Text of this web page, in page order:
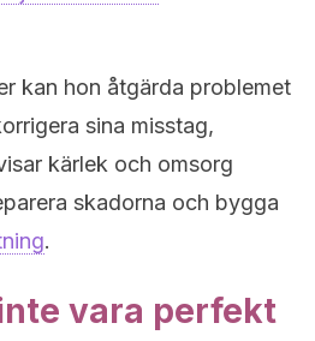
kan hon åtgärda problemet
sina misstag,
kärlek och omsorg
skadorna och bygga
.
vara perfekt